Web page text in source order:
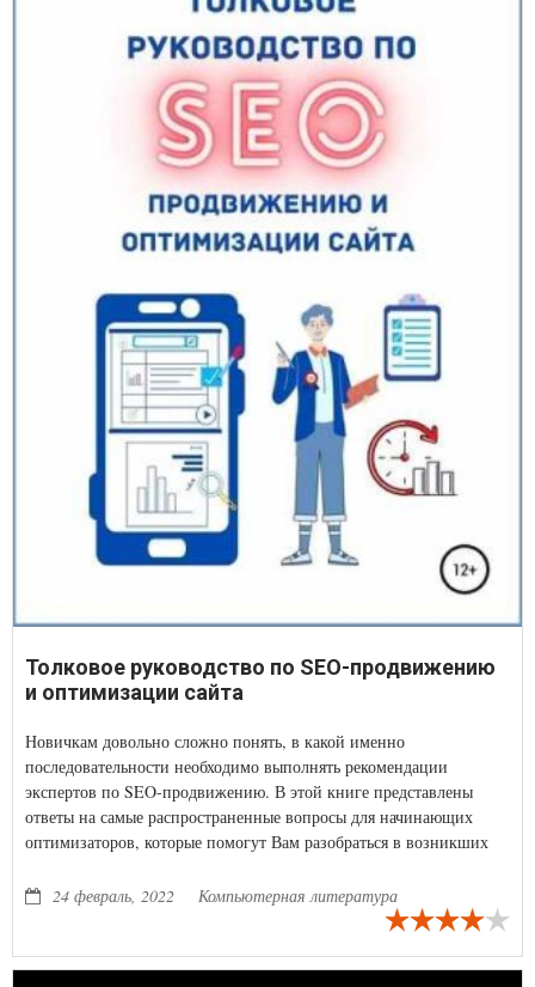
Толковое руководство по SEO-продвижению
и оптимизации сайта
Новичкам довольно сложно понять, в какой именно
последовательности необходимо выполнять рекомендации
экспертов по SEO-продвижению. В этой книге представлены
ответы на самые распространенные вопросы для начинающих
оптимизаторов, которые помогут Вам разобраться в возникших
24 февраль, 2022
Компьютерная литература